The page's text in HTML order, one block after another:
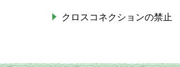
クロスコネクションの禁止